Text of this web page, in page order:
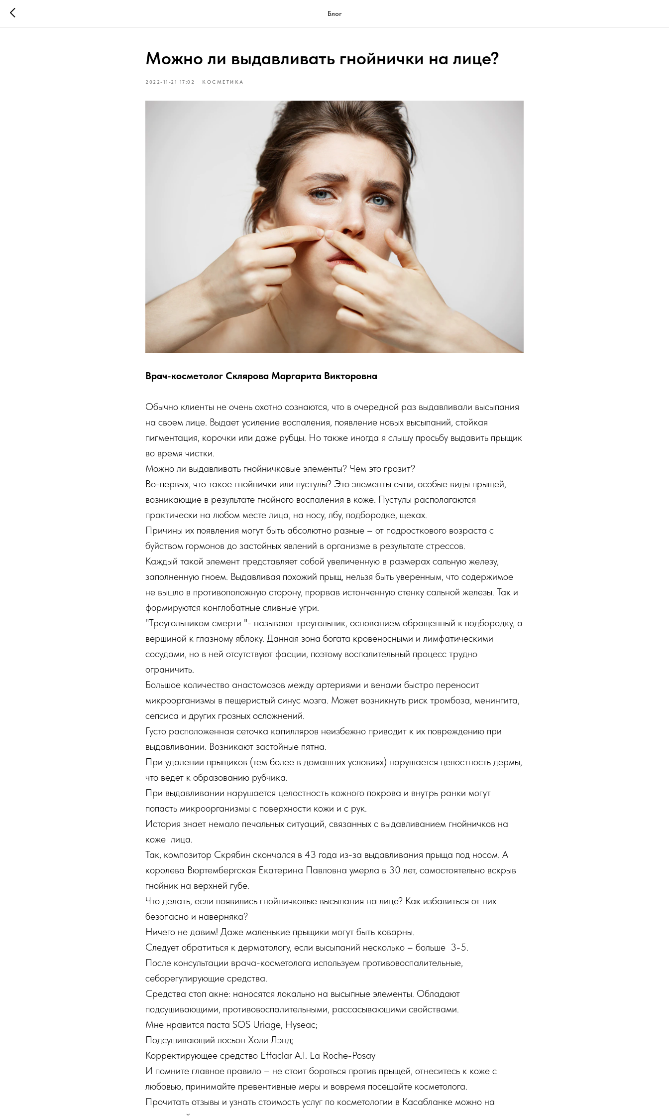
Блог
Можно ли выдавливать гнойнички на лице?
2022-11-21 17:02 КОСМЕТИКА
Врач-косметолог Склярова Маргарита Викторовна
Обычно клиенты не очень охотно сознаются, что в очередной раз выдавливали высыпания
на своем лице. Выдает усиление воспаления, появление новых высыпаний, стойкая
пигментация, корочки или даже рубцы. Но также иногда я слышу просьбу выдавить прыщик
во время чистки.
Можно ли выдавливать гнойничковые элементы? Чем это грозит?
Во-первых, что такое гнойнички или пустулы? Это элементы сыпи, особые виды прыщей,
возникающие в результате гнойного воспаления в коже. Пустулы располагаются
практически на любом месте лица, на носу, лбу, подбородке, щеках.
Причины их появления могут быть абсолютно разные – от подросткового возраста с
буйством гормонов до застойных явлений в организме в результате стрессов.
Каждый такой элемент представляет собой увеличенную в размерах сальную железу,
заполненную гноем. Выдавливая похожий прыщ, нельзя быть уверенным, что содержимое
не вышло в противоположную сторону, прорвав истонченную стенку сальной железы. Так и
формируются конглобатные сливные угри.
"Треугольником смерти "- называют треугольник, основанием обращенный к подбородку, а
вершиной к глазному яблоку. Данная зона богата кровеносными и лимфатическими
сосудами, но в ней отсутствуют фасции, поэтому воспалительный процесс трудно
ограничить.
Большое количество анастомозов между артериями и венами быстро переносит
микроорганизмы в пещеристый синус мозга. Может возникнуть риск тромбоза, менингита,
сепсиса и других грозных осложнений.
Густо расположенная сеточка капилляров неизбежно приводит к их повреждению при
выдавливании. Возникают застойные пятна.
При удалении прыщиков (тем более в домашних условиях) нарушается целостность дермы,
что ведет к образованию рубчика.
При выдавливании нарушается целостность кожного покрова и внутрь ранки могут
попасть микроорганизмы с поверхности кожи и с рук.
История знает немало печальных ситуаций, связанных с выдавливанием гнойничков на
коже лица.
Так, композитор Скрябин скончался в 43 года из-за выдавливания прыща под носом. А
королева Вюртембергская Екатерина Павловна умерла в 30 лет, самостоятельно вскрыв
гнойник на верхней губе.
Что делать, если появились гнойничковые высыпания на лице? Как избавиться от них
безопасно и наверняка?
Ничего не давим! Даже маленькие прыщики могут быть коварны.
Следует обратиться к дерматологу, если высыпаний несколько – больше 3-5.
После консультации врача-косметолога используем противовоспалительные,
себорегулирующие средства.
Средства стоп акне: наносятся локально на высыпные элементы. Обладают
подсушивающими, противовоспалительными, рассасывающими свойствами.
Мне нравится паста SOS Uriage, Hyseac;
Подсушивающий лосьон Холи Лэнд;
Корректирующее средство Effaclar A.I. La Roche-Posay
И помните главное правило – не стоит бороться против прыщей, отнеситесь к коже с
любовью, принимайте превентивные меры и вовремя посещайте косметолога.
Прочитать отзывы и узнать стоимость услуг по косметологии в Касабланке можно на